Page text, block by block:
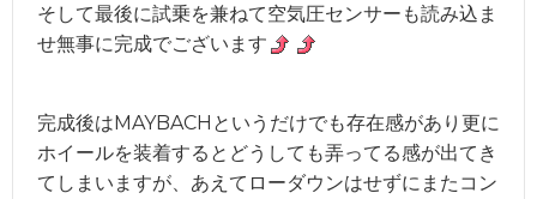
そして最後に試乗を兼ねて空気圧センサーも読み込ま
せ無事に完成でございます
完成後はMAYBACHというだけでも存在感があり更に
ホイールを装着するとどうしても弄ってる感が出てき
てしまいますが、あえてローダウンはせずにまたコン